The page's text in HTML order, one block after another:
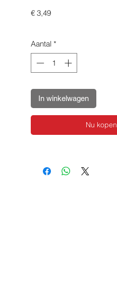
€ 3,49Prijs
Aantal *
In winkelwagen
Nu kopen